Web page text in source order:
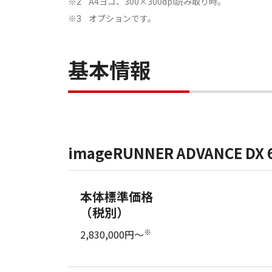
※3 オプションです。
基本情報
imageRUNNER ADVANCE
本体標準価格
（税別）
2,830,000円～※